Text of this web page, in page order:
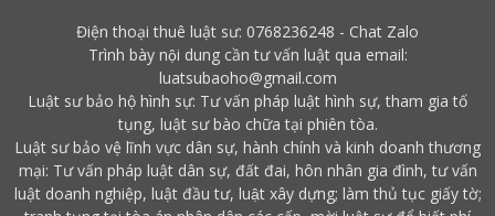
Điện thoại thuê luật sư: 0768236248 - Chat Zalo
Trình bày nội dung cần tư vấn luật qua email:
luatsubaoho@gmail.com
Luật sư bảo hộ hình sự: Tư vấn pháp luật hình sự, tham gia tố
tụng, luật sư bào chữa tại phiên tòa.
Luật sư bảo vệ lĩnh vực dân sự, hành chính và kinh doanh thương
mại: Tư vấn pháp luật dân sự, đất đai, hôn nhân gia đình, tư vấn
luật doanh nghiệp, luật đầu tư, luật xây dựng; làm thủ tục giấy tờ;